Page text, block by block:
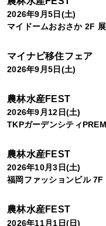
2026年9月5日(土)
マイドームおおさか 2F
マイナビ移住フェア
2026年9月5日(土)
農林水産FEST
2026年9月12日(土)
TKPガーデンシティ
農林水産FEST
2026年10月3日(土)
福岡ファッションビル 7F
農林水産FEST
2026年11月1日(日)